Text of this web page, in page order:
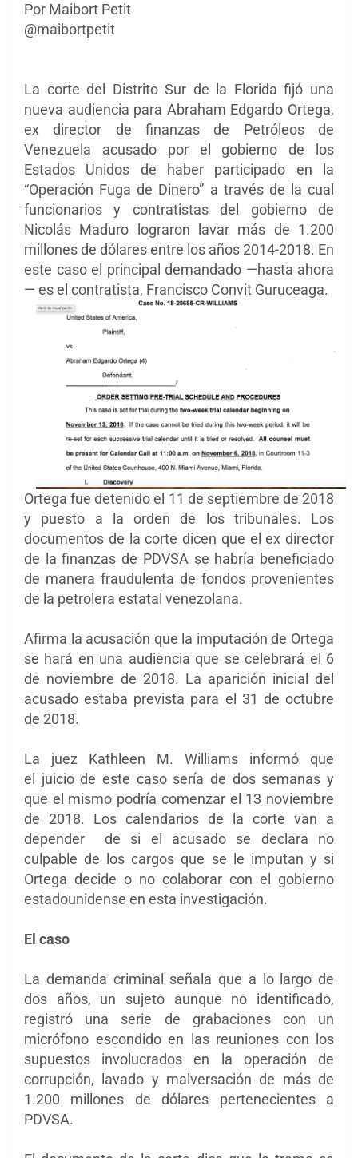
Por Maibort Petit
@maibortpetit
La corte del Distrito Sur de la Florida fijó una
nueva audiencia para Abraham Edgardo Ortega,
ex director de finanzas de Petróleos de
Venezuela acusado por el gobierno de los
Estados Unidos de haber participado en la
“Operación Fuga de Dinero” a través de la cual
funcionarios y contratistas del gobierno de
Nicolás Maduro lograron lavar más de 1.200
millones de dólares entre los años 2014-2018. En
este caso el principal demandado —hasta ahora
— es el contratista, Francisco Convit Guruceaga.
Ortega fue detenido el 11 de septiembre de 2018
y puesto a la orden de los tribunales. Los
documentos de la corte dicen que el ex director
de la finanzas de PDVSA se habría beneficiado
de manera fraudulenta de fondos provenientes
de la petrolera estatal venezolana.
Afirma la acusación que la imputación de Ortega
se hará en una audiencia que se celebrará el 6
de noviembre de 2018. La aparición inicial del
acusado estaba prevista para el 31 de octubre
de 2018.
La juez Kathleen M. Williams informó que
el juicio de este caso sería de dos semanas y
que el mismo podría comenzar el 13 noviembre
de 2018. Los calendarios de la corte van a
depender de si el acusado se declara no
culpable de los cargos que se le imputan y si
Ortega decide o no colaborar con el gobierno
estadounidense en esta investigación.
El caso
La demanda criminal señala que a lo largo de
dos años, un sujeto aunque no identificado,
registró una serie de grabaciones con un
micrófono escondido en las reuniones con los
supuestos involucrados en la operación de
corrupción, lavado y malversación de más de
1.200 millones de dólares pertenecientes a
PDVSA.